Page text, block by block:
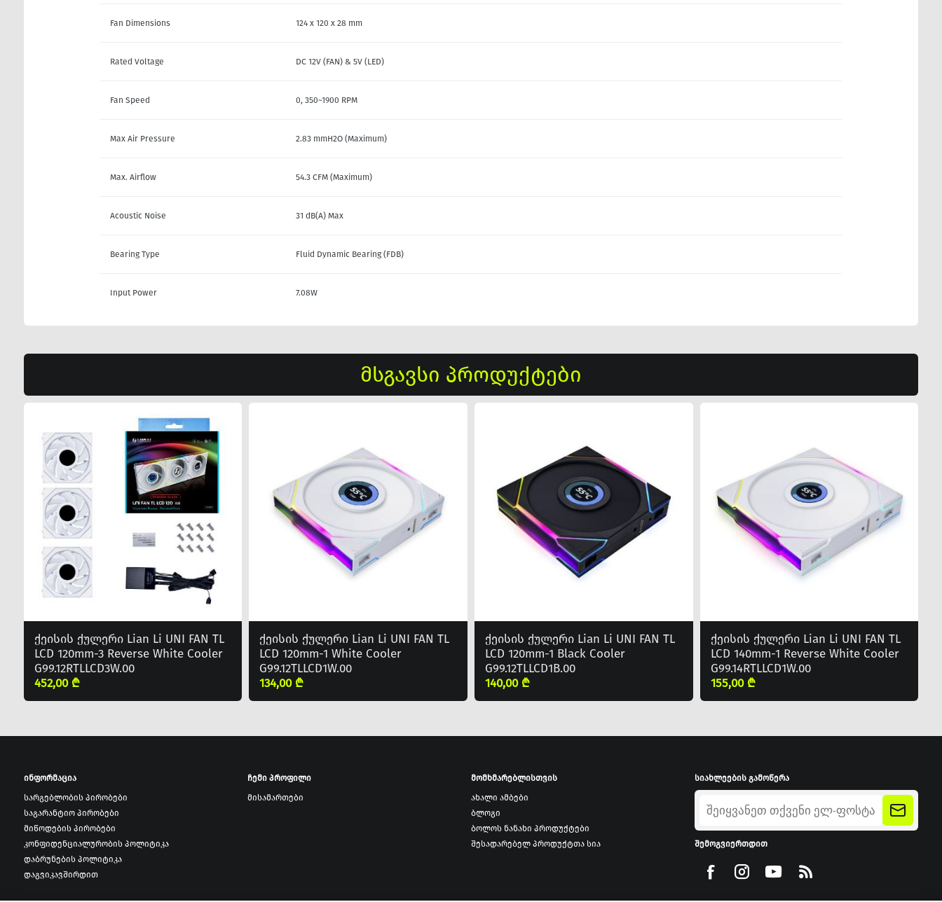
Fan Dimensions 124 x 120 x 28 mm
Rated Voltage DC 12V (FAN) & 5V (LED)
Fan Speed 0, 350~1900 RPM
Max Air Pressure 2.83 mmH2O (Maximum)
Max. Airflow 54.3 CFM (Maximum)
Acoustic Noise 31 dB(A) Max
Bearing Type Fluid Dynamic Bearing (FDB)
Input Power 7.08W
მსგავსი პროდუქტები
ქეისის ქულერი Lian Li UNI FAN TL
LCD 120mm-3 Reverse White Cooler
G99.12RTLLCD3W.00
452,00 ₾
ქეისის ქულერი Lian Li UNI FAN TL
LCD 120mm-1 White Cooler
G99.12TLLCD1W.00
134,00 ₾
ქეისის ქულერი Lian Li UNI FAN TL
LCD 120mm-1 Black Cooler
G99.12TLLCD1B.00
140,00 ₾
ქეისის ქულერი Lian Li UNI FAN TL
LCD 140mm-1 Reverse White Cooler
G99.14RTLLCD1W.00
155,00 ₾
ინფორმაცია
სარგებლობის პირობები
საგარანტიო პირობები
მიწოდების პირობები
კონფიდენციალურობის პოლიტიკა
დაბრუნების პოლიტიკა
დაგვიკავშირდით
ჩემი პროფილი
მისამართები
მომხმარებლისთვის
ახალი ამბები
ბლოგი
ბოლოს ნანახი პროდუქტები
შესადარებელ პროდუქტთა სია
სიახლეების გამოწერა
შემოგვიერთდით